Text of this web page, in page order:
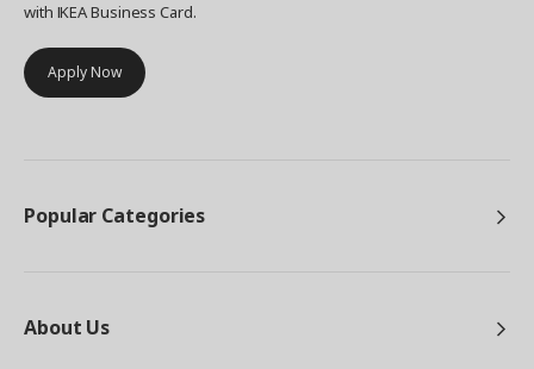
with IKEA Business Card.
Apply Now
Popular Categories
About Us